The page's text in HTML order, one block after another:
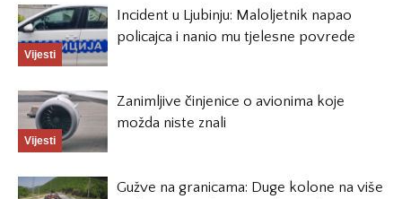
Vijesti
Incident u Ljubinju: Maloljetnik napao
policajca i nanio mu tjelesne povrede
Vijesti
Zanimljive činjenice o avionima koje
možda niste znali
Gužve na granicama: Duge kolone na više